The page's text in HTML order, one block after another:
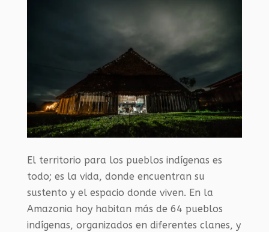
El territorio para los pueblos indígenas es
todo; es la vida, donde encuentran su
sustento y el espacio donde viven. En la
Amazonia hoy habitan más de 64 pueblos
indígenas, organizados en diferentes clanes, y